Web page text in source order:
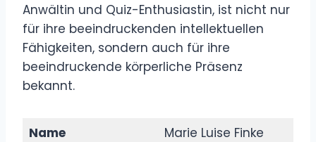
Anwältin und Quiz-Enthusiastin, ist nicht nur
für ihre beeindruckenden intellektuellen
Fähigkeiten, sondern auch für ihre
beeindruckende körperliche Präsenz
bekannt.
Name
Marie Luise Finke